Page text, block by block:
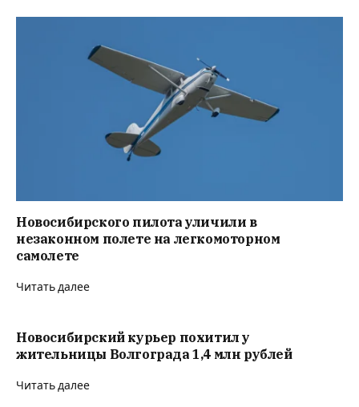
Новосибирского пилота уличили в
незаконном полете на легкомоторном
самолете
Читать далее
Новосибирский курьер похитил у
жительницы Волгограда 1,4 млн рублей
Читать далее